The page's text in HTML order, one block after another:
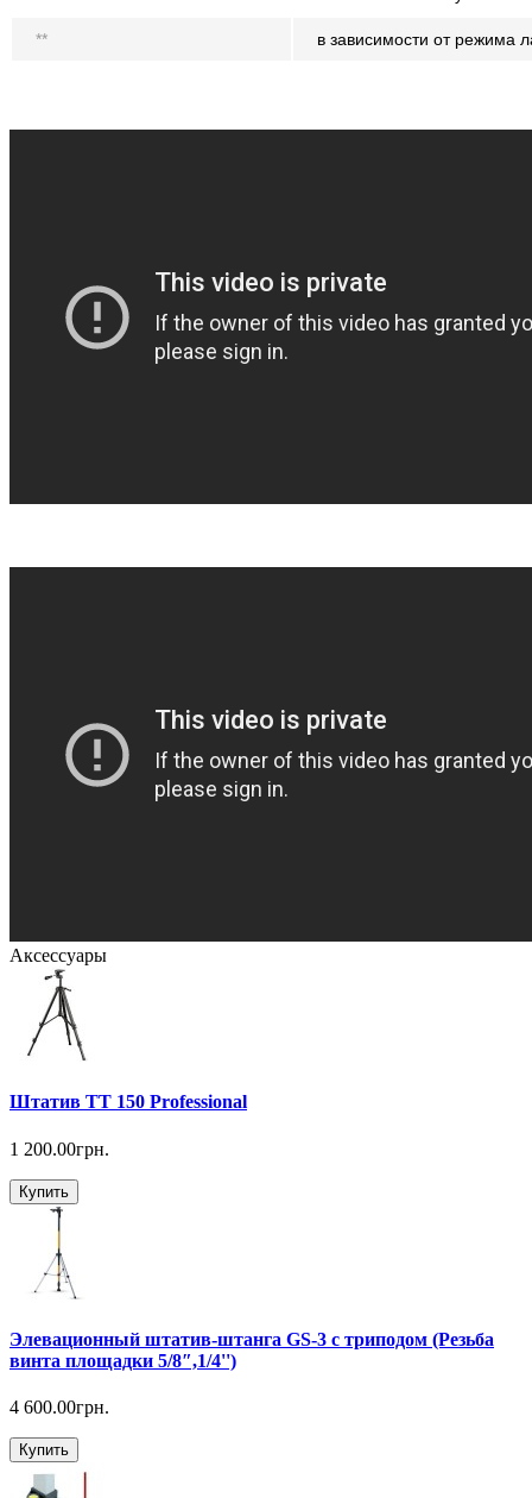
** в зависимости от режима
Аксессуары
Штатив TT 150 Professional
1 200.00грн.
Купить
Элевационный штатив-штанга GS-3 с триподом (Резьба
винта площадки 5/8″,1/4'')
4 600.00грн.
Купить